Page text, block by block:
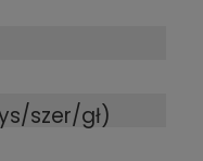
szer/gł)